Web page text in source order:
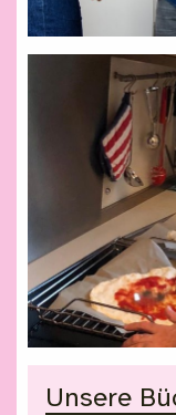
Unsere